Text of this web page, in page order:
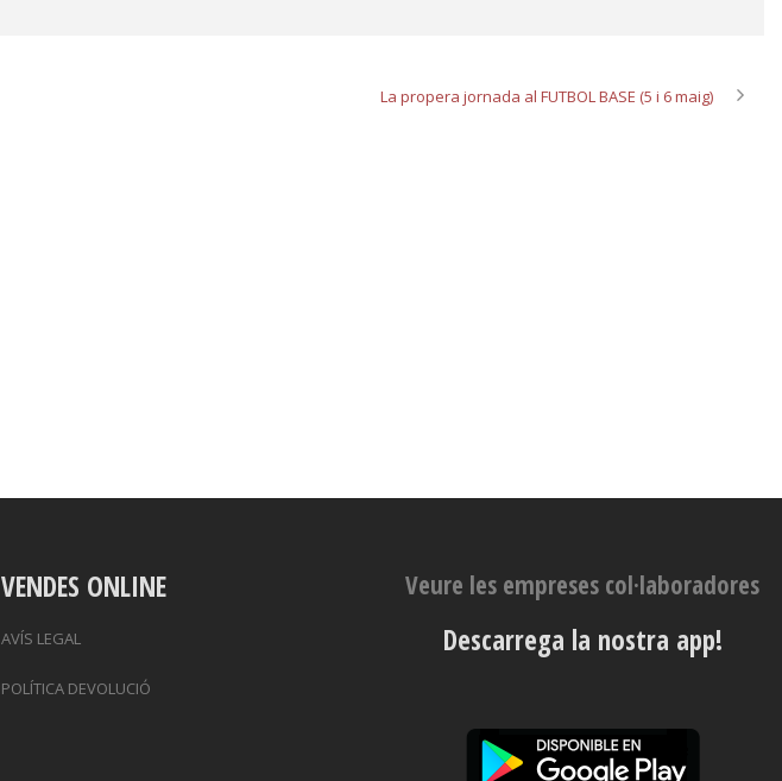
La propera jornada al FUTBOL BASE (5 i 6 maig)
VENDES ONLINE
AVÍS LEGAL
POLÍTICA DEVOLUCIÓ
Veure les empreses col·laboradores
Descarrega la nostra app!